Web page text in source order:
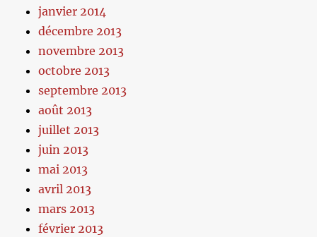
janvier 2014
décembre 2013
novembre 2013
octobre 2013
septembre 2013
août 2013
juillet 2013
juin 2013
mai 2013
avril 2013
mars 2013
février 2013